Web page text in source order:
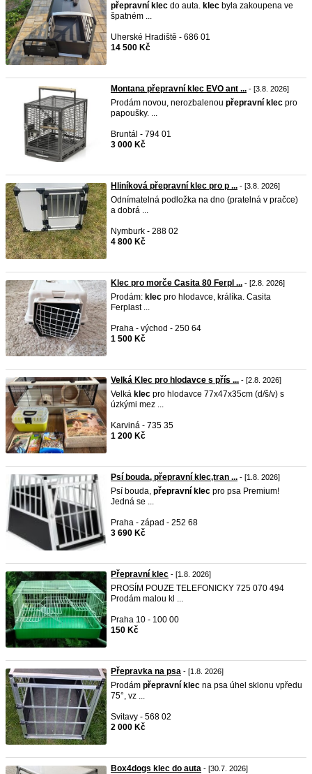
přepravní klec do auta. klec byla zakoupena ve
špatném ...
Uherské Hradiště - 686 01
14 500 Kč
Montana přepravní klec EVO ant ... - [3.8. 2026]
Prodám novou, nerozbalenou přepravní klec pro
papoušky. ...
Bruntál - 794 01
3 000 Kč
Hliníková přepravní klec pro p ... - [3.8. 2026]
Odnímatelná podložka na dno (pratelná v pračce)
a dobrá ...
Nymburk - 288 02
4 800 Kč
Klec pro morče Casita 80 Ferpl ... - [2.8. 2026]
Prodám: klec pro hlodavce, králíka. Casita
Ferplast ...
Praha - východ - 250 64
1 500 Kč
Velká Klec pro hlodavce s přís ... - [2.8. 2026]
Velká klec pro hlodavce 77x47x35cm (d/š/v) s
úzkými mez ...
Karviná - 735 35
1 200 Kč
Psí bouda, přepravní klec,tran ... - [1.8. 2026]
Psí bouda, přepravní klec pro psa Premium!
Jedná se ...
Praha - západ - 252 68
3 690 Kč
Přepravní klec - [1.8. 2026]
PROSÍM POUZE TELEFONICKY 725 070 494
Prodám malou kl ...
Praha 10 - 100 00
150 Kč
Přepravka na psa - [1.8. 2026]
Prodám přepravní klec na psa úhel sklonu vpředu
75°, vz ...
Svitavy - 568 02
2 000 Kč
Box4dogs klec do auta - [30.7. 2026]